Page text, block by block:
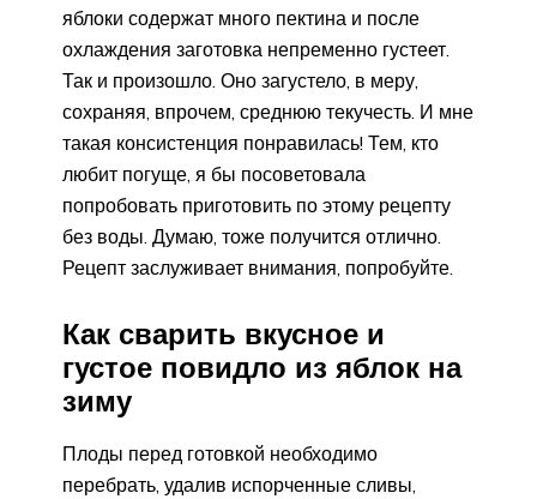
яблоки содержат много пектина и после
охлаждения заготовка непременно густеет.
Так и произошло. Оно загустело, в меру,
сохраняя, впрочем, среднюю текучесть. И мне
такая консистенция понравилась! Тем, кто
любит погуще, я бы посоветовала
попробовать приготовить по этому рецепту
без воды. Думаю, тоже получится отлично.
Рецепт заслуживает внимания, попробуйте.
Как сварить вкусное и
густое повидло из яблок на
зиму
Плоды перед готовкой необходимо
перебрать, удалив испорченные сливы,